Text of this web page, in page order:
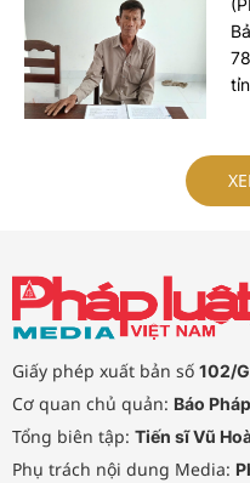
Giấy phép xuất bản số 102/
Cơ quan chủ quản: Báo
Tổng biên tập: Tiến sĩ Vũ
Phụ trách nội dung Media: